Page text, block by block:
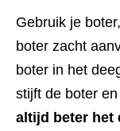
Gebruik je
boter zacht
boter in het
stijft de boter
altijd beter het